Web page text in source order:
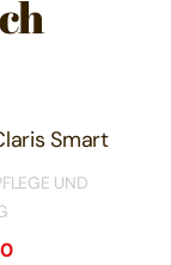
UND